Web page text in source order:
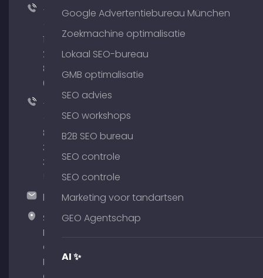
+49
176
204
801
64
+49
89
380
375
hallo@timospecht.de
Specht
Marketing
GmbH –
Palais am
Google Advertentiebureau München
Zoekmachine optimalisatie
Lokaal SEO-bureau
GMB optimalisatie
SEO advies
SEO workshops
B2B SEO bureau
SEO controle
SEO controle
Marketing voor tandartsen
GEO Agentschap
AI ✨